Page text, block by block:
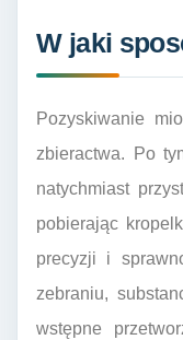
W jaki
Pozyskiwanie
zbieractwa. Po
natychmiast
pobierając
precyzji i
zebraniu,
wstępne